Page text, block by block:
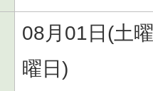
08月01日(土
曜日)